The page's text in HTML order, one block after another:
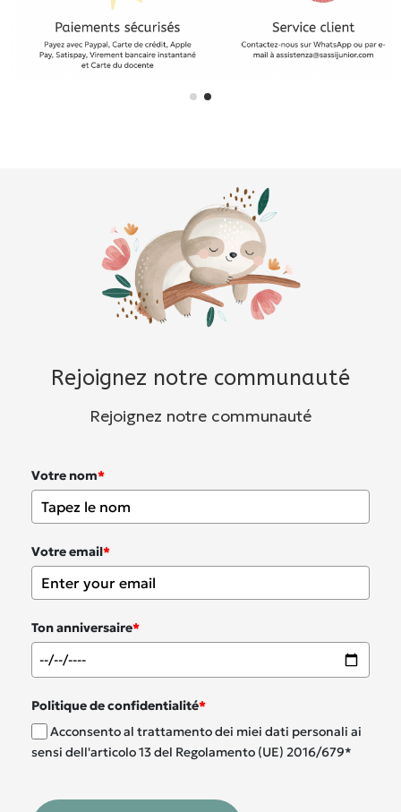
Rejoignez notre communauté
Rejoignez notre communauté
Votre nom*
Votre email*
Ton anniversaire*
Politique de confidentialité*
Acconsento al trattamento dei miei dati personali ai
sensi dell'articolo 13 del Regolamento (UE) 2016/679*